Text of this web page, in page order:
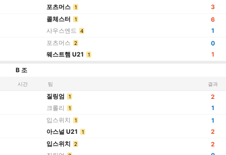
포츠머스 1
3
콜체스터
1
사우스엔드 4
6
1
포츠머스
2
웨스트햄 U21 1
0
1
B 조
시간 팀 결과
질링엄 1
크롤리 1
2
1
입스위치
1
아스널 U21 1
1
2
입스위치
2
2